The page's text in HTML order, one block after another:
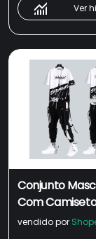
Ver
Conjunto
Com
Manga Curta E
vendido por